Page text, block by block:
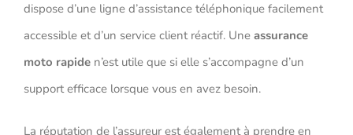
dispose d’une ligne d’assistance téléphonique facilement
accessible et d’un service client réactif. Une assurance
moto rapiden’est utile que si elle s’accompagne d’un
support efficace lorsque vous en avez besoin.
La réputation de l’assureur est également à prendre en